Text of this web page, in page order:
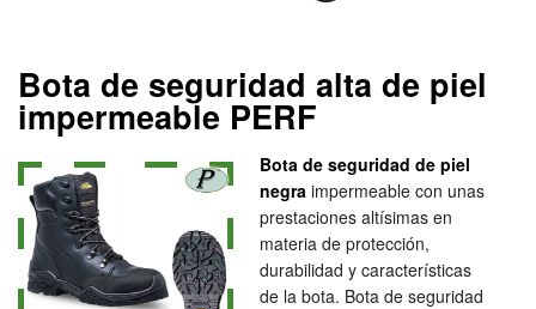
Bota de seguridad alta de piel
impermeable PERF
Bota de seguridad de piel
negra impermeable con unas
prestaciones altísimas en
materia de protección,
durabilidad y características
de la bota. Bota de seguridad